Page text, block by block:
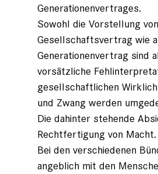
Generationenvertrages.
Sowohl die Vorstellung
Gesellschaftsvertrag wie
Generationenvertrag sind
vorsätzliche
gesellschaftlichen
und Zwang werden
Die dahinter stehende
Rechtfertigung von Macht.
Bei den verschiedenen
angeblich mit den